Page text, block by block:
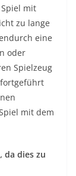
mit
zu lange
eine
oder
Spielzeug
fortgeführt
mit dem
da dies zu